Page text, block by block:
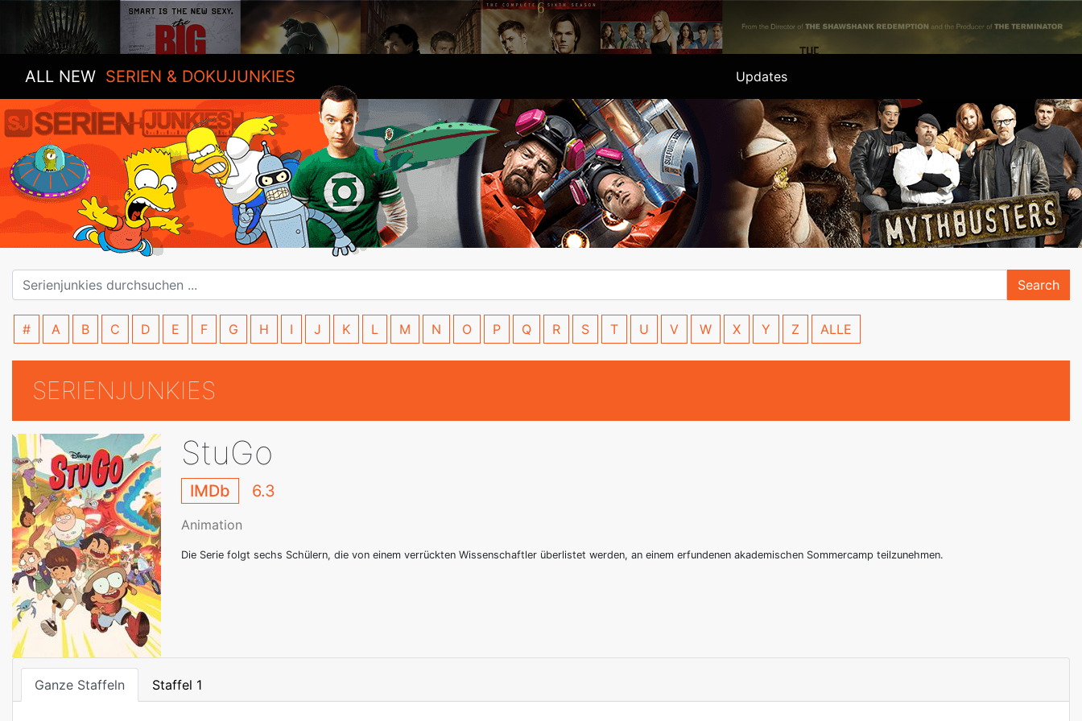
ALL NEW SERIEN & DOKUJUNKIES Updates
Search
# A B C D E F G H I J K L M N O P Q R S T U V W X Y Z ALLE
SERIENJUNKIES
StuGo
IMDb 6.3
Animation
Die Serie folgt sechs Schülern, die von einem verrückten Wissenschaftler überlistet werden, an einem erfundenen akademischen Sommercamp teilzunehmen.
Ganze Staffeln Staffel 1